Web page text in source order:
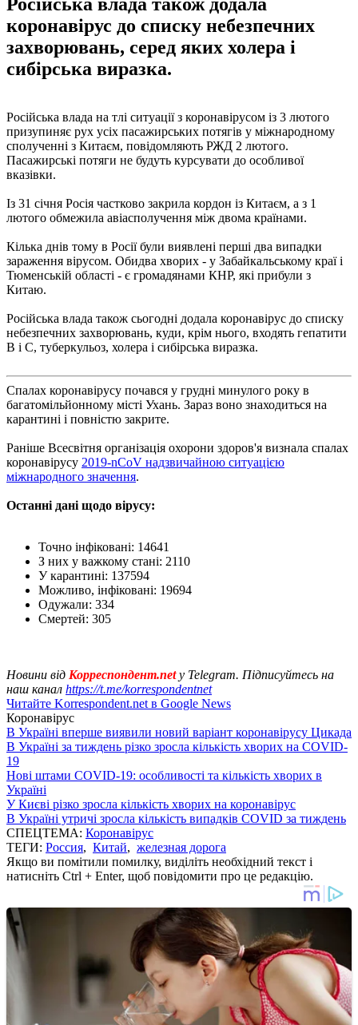
коронавірус до списку небезпечних
захворювань, серед яких холера і
сибірська виразка.
Російська влада на тлі ситуації з коронавірусом із 3 лютого
призупиняє рух усіх пасажирських потягів у міжнародному
сполученні з Китаєм, повідомляють РЖД 2 лютого.
Пасажирські потяги не будуть курсувати до особливої ​​
вказівки.
Із 31 січня Росія частково закрила кордон із Китаєм, а з 1
лютого обмежила авіасполучення між двома країнами.
Кілька днів тому в Росії були виявлені перші два випадки
зараження вірусом. Обидва хворих - у Забайкальському краї і
Тюменській області - є громадянами КНР, які прибули з
Китаю.
Російська влада також сьогодні додала коронавірус до списку
небезпечних захворювань, куди, крім нього, входять гепатити
В і С, туберкульоз, холера і сибірська виразка.
Спалах коронавірусу почався у грудні минулого року в
багатомільйонному місті Ухань. Зараз воно знаходиться на
карантині і повністю закрите.
Раніше Всесвітня організація охорони здоров'я визнала спалах
коронавірусу 2019-nCoV надзвичайною ситуацією
міжнародного значення.
Останні дані щодо вірусу:
Точно інфіковані: 14641
З них у важкому стані: 2110
У карантині: 137594
Можливо, інфіковані: 19694
Одужали: 334
Смертей: 305
Новини від Корреспондент.net у Telegram. Підписуйтесь на
наш канал https://t.me/korrespondentnet
Читайте Korrespondent.net в Google News
Коронавірус
В Україні вперше виявили новий варіант коронавірусу Цикада
В Україні за тиждень різко зросла кількість хворих на COVID-
19
Нові штами COVID-19: особливості та кількість хворих в
Україні
У Києві різко зросла кількість хворих на коронавірус
В Україні утричі зросла кількість випадків COVID за тиждень
СПЕЦТЕМА: Коронавірус
ТЕГИ: Россия, Китай, железная дорога
Якщо ви помітили помилку, виділіть необхідний текст і
натисніть Ctrl + Enter, щоб повідомити про це редакцію.